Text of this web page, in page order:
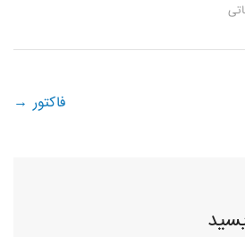
Post
فاکتور →